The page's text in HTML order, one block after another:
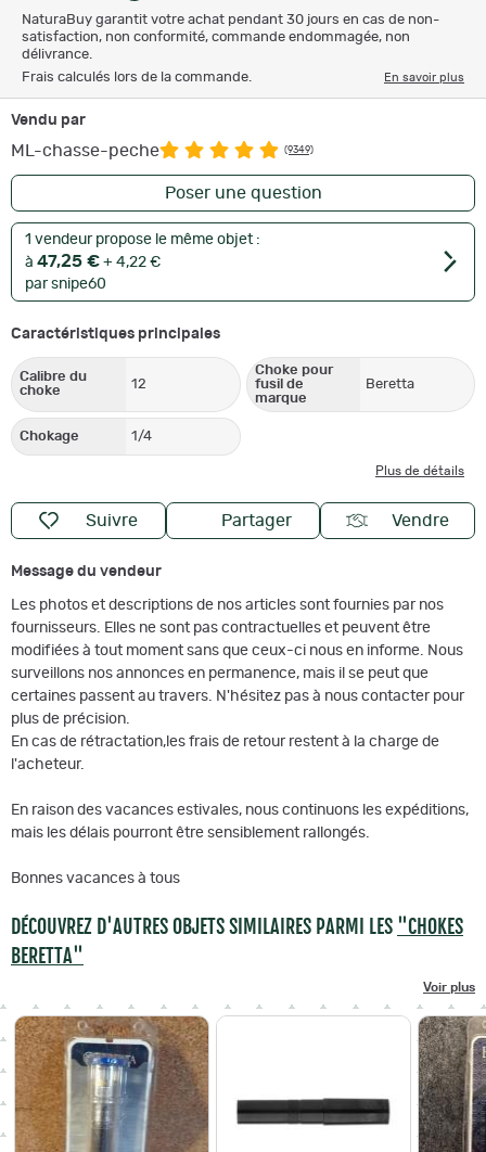
NaturaBuy garantit votre achat pendant 30 jours en cas de non-
satisfaction, non conformité, commande endommagée, non
délivrance.
Frais calculés lors de la commande.
En savoir plus
Vendu par
ML-chasse-peche (9349)
Poser une question
1 vendeur propose le même objet :
à 47,25 € + 4,22 €
par snipe60
Caractéristiques principales
Calibre du
choke
12
Choke pour
fusil de
marque
Beretta
Chokage 1/4
Plus de détails
Suivre Partager Vendre
Message du vendeur
Les photos et descriptions de nos articles sont fournies par nos
fournisseurs. Elles ne sont pas contractuelles et peuvent être
modifiées à tout moment sans que ceux-ci nous en informe. Nous
surveillons nos annonces en permanence, mais il se peut que
certaines passent au travers. N'hésitez pas à nous contacter pour
plus de précision.
En cas de rétractation,les frais de retour restent à la charge de
l'acheteur.
En raison des vacances estivales, nous continuons les expéditions,
mais les délais pourront être sensiblement rallongés.
Bonnes vacances à tous
DÉCOUVREZ D'AUTRES OBJETS SIMILAIRES PARMI LES "CHOKES
BERETTA"
Voir plus